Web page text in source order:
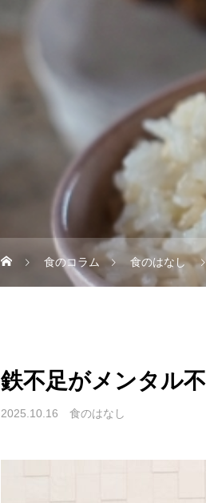
食のコラム 食のはなし
鉄不足がメンタル
2025.10.16 食のはなし